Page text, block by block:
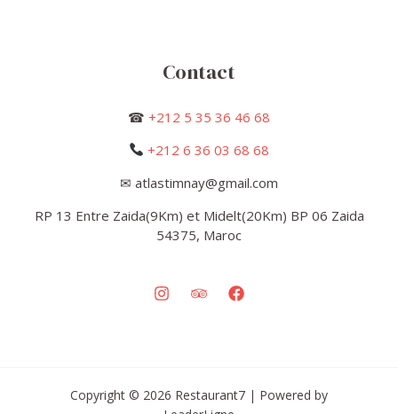
Contact
☎ +212 5 35 36 46 68
+212 6 36 03 68 68
✉ atlastimnay@gmail.com
RP 13 Entre Zaida(9Km) et Midelt(20Km) BP 06 Zaida
54375, Maroc
Copyright © 2026 Restaurant7 | Powered by